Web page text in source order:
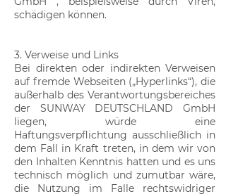
schädigen können.
3. Verweise und Links
Bei direkten oder indirekten Verweisen
auf fremde Webseiten („Hyperlinks“), die
außerhalb des Verantwortungsbereiches
der SUNWAY DEUTSCHLAND GmbH
liegen, würde eine
Haftungsverpflichtung ausschließlich in
dem Fall in Kraft treten, in dem wir von
den Inhalten Kenntnis hatten und es uns
technisch möglich und zumutbar wäre,
die Nutzung im Falle rechtswidriger